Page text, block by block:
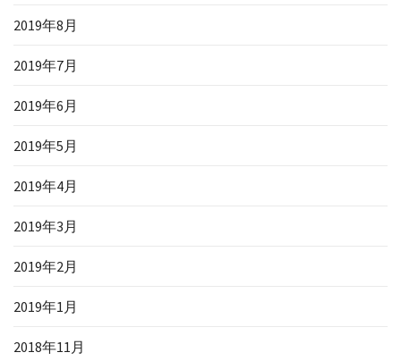
2019年8月
2019年7月
2019年6月
2019年5月
2019年4月
2019年3月
2019年2月
2019年1月
2018年11月